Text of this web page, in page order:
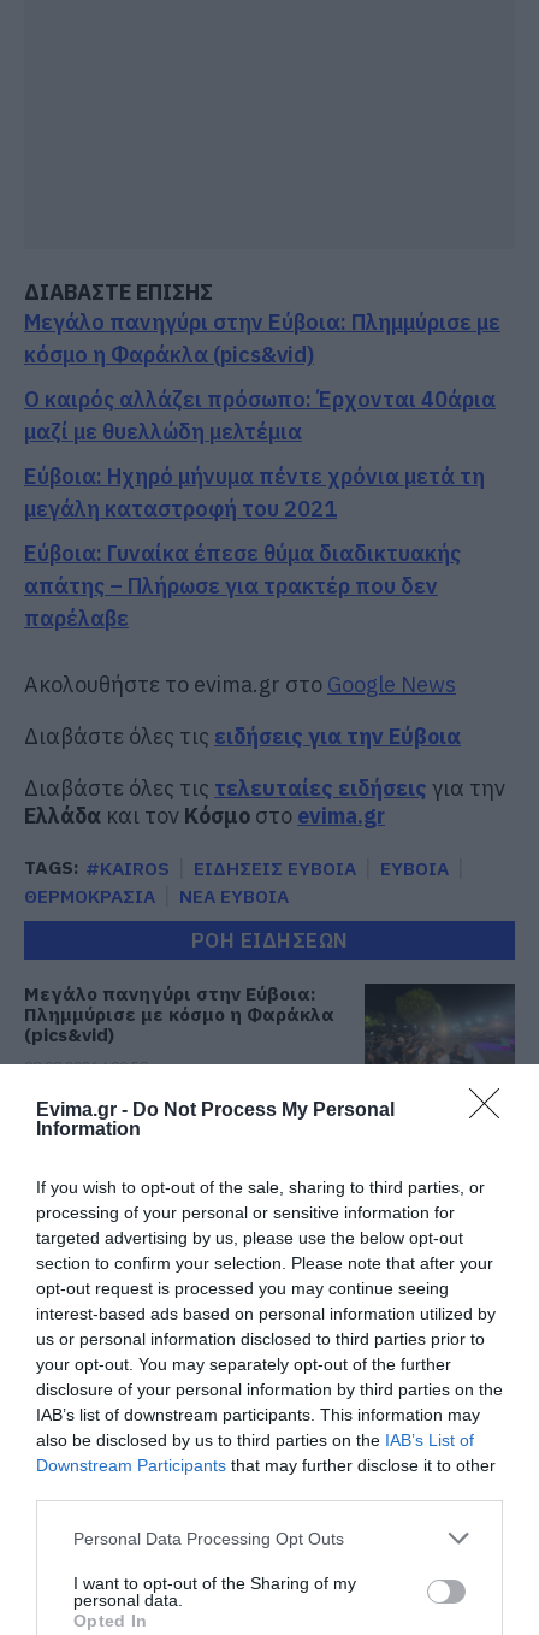
Evima.gr - Do Not Process My Personal
Information
If you wish to opt-out of the sale, sharing to third parties, or
processing of your personal or sensitive information for
targeted advertising by us, please use the below opt-out
section to confirm your selection. Please note that after your
opt-out request is processed you may continue seeing
interest-based ads based on personal information utilized by
us or personal information disclosed to third parties prior to
your opt-out. You may separately opt-out of the further
disclosure of your personal information by third parties on the
IAB’s list of downstream participants. This information may
also be disclosed by us to third parties on the IAB’s List of
Downstream Participants that may further disclose it to other
Please note that this website/app uses one or more Google
not limited to your visit or usage behaviour. You may click to
grant or deny consent to Google and its third-party tags to
Personal Data Processing Opt Outs
I want to opt-out of the Sharing of my
personal data.
Opted In
ΔΙΑΒΑΣΤΕ ΕΠΙΣΗΣ
Μεγάλο πανηγύρι στην Εύβοια: Πλημμύρισε με
κόσμο η Φαράκλα (pics&vid)
Ο καιρός αλλάζει πρόσωπο: Έρχονται 40άρια
μαζί με θυελλώδη μελτέμια
Εύβοια: Ηχηρό μήνυμα πέντε χρόνια μετά τη
μεγάλη καταστροφή του 2021
Εύβοια: Γυναίκα έπεσε θύμα διαδικτυακής
απάτης – Πλήρωσε για τρακτέρ που δεν
παρέλαβε
Ακολουθήστε το evima.gr στο Google News
Διαβάστε όλες τις ειδήσεις για την Εύβοια
Διαβάστε όλες τις τελευταίες ειδήσεις για την
Ελλάδα και τον Κόσμο στο evima.gr
TAGS: #KAIROS ΕΙΔΗΣΕΙΣ ΕΥΒΟΙΑ
ΕΥΒΟΙΑ
ΘΕΡΜΟΚΡΑΣΙΑ
ΝΕΑ ΕΥΒΟΙΑ
ΡΟΗ ΕΙΔΗΣΕΩΝ
Μεγάλο πανηγύρι στην Εύβοια:
Πλημμύρισε με κόσμο η Φαράκλα
(pics&vid)
08.08.2026 | 00:59
Ο καιρός αλλάζει πρόσωπο:
Έρχονται 40άρια μαζί με
07.08.2026 | 22:20
Εύβοια: Ηχηρό μήνυμα πέντε
χρόνια μετά τη μεγάλη
καταστροφή του 2021
07.08.2026 | 22:00
Νέο τροχαίο με υλικές ζημιές
07.08.2026 | 21:40
Εύβοια: Γυναίκα έπεσε θύμα
για τρακτέρ που δεν παρέλαβε
07.08.2026 | 21:20